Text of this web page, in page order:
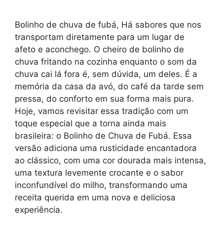
Bolinho de chuva de fubá, Há sabores que nos
transportam diretamente para um lugar de
afeto e aconchego. O cheiro de bolinho de
chuva fritando na cozinha enquanto o som da
chuva cai lá fora é, sem dúvida, um deles. É a
memória da casa da avó, do café da tarde sem
pressa, do conforto em sua forma mais pura.
Hoje, vamos revisitar essa tradição com um
toque especial que a torna ainda mais
brasileira: o Bolinho de Chuva de Fubá. Essa
versão adiciona uma rusticidade encantadora
ao clássico, com uma cor dourada mais intensa,
uma textura levemente crocante e o sabor
inconfundível do milho, transformando uma
receita querida em uma nova e deliciosa
experiência.